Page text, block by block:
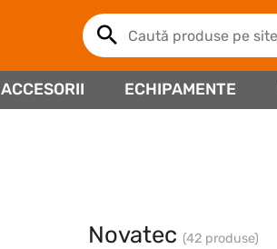
ACCESORII ECHIPAMENTE
Novatec (42 produse)